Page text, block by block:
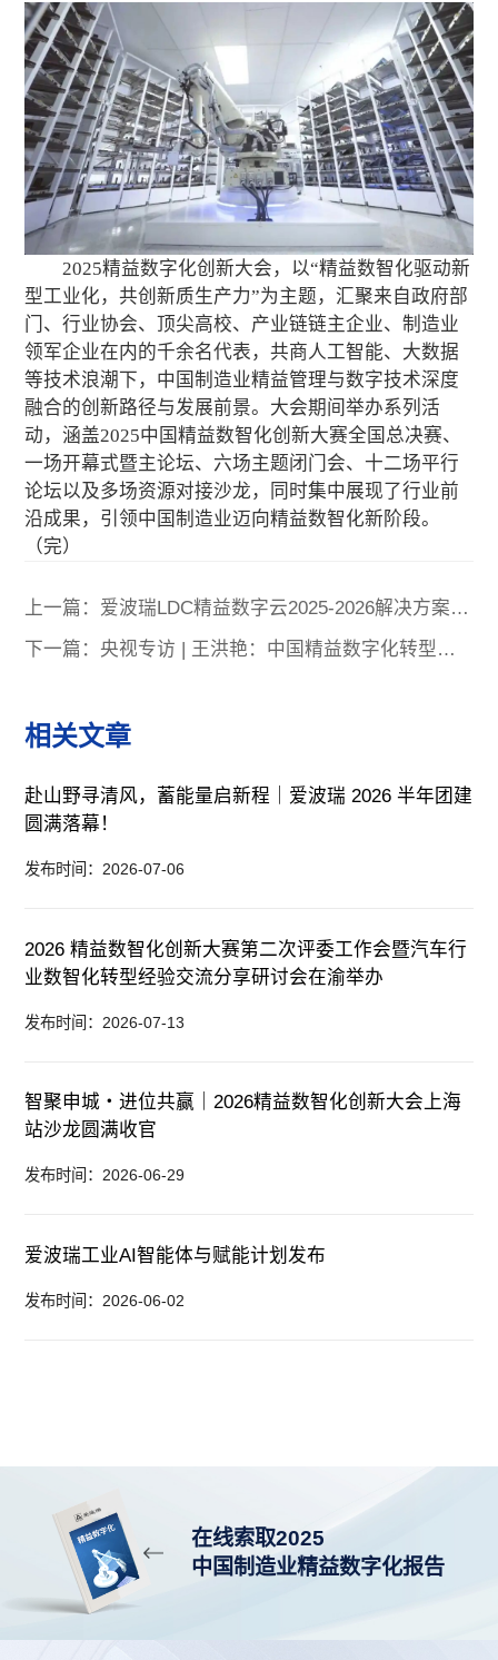
2025精益数字化创新大会，以“精益数智化驱动新
型工业化，共创新质生产力”为主题，汇聚来自政府部
门、行业协会、顶尖高校、产业链链主企业、制造业
领军企业在内的千余名代表，共商人工智能、大数据
等技术浪潮下，中国制造业精益管理与数字技术深度
融合的创新路径与发展前景。大会期间举办系列活
动，涵盖2025中国精益数智化创新大赛全国总决赛、
一场开幕式暨主论坛、六场主题闭门会、十二场平行
论坛以及多场资源对接沙龙，同时集中展现了行业前
沿成果，引领中国制造业迈向精益数智化新阶段。
（完）
上一篇：爱波瑞LDC精益数字云2025-2026解决方案发
布
下一篇：央视专访 | 王洪艳：中国精益数字化转型已
相关文章
赴山野寻清风，蓄能量启新程｜爱波瑞 2026 半年团建
圆满落幕！
发布时间：2026-07-06
2026 精益数智化创新大赛第二次评委工作会暨汽车行
业数智化转型经验交流分享研讨会在渝举办
发布时间：2026-07-13
智聚申城・进位共赢｜2026精益数智化创新大会上海
站沙龙圆满收官
发布时间：2026-06-29
爱波瑞工业AI智能体与赋能计划发布
发布时间：2026-06-02
在线索取2025
中国制造业精益数字化报告